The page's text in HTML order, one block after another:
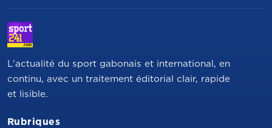
L'actualité du sport gabonais et international, en
continu, avec un traitement éditorial clair, rapide
et lisible.
Rubriques